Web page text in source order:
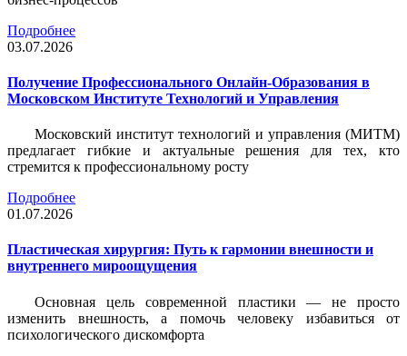
Подробнее
03.07.2026
Получение Профессионального Онлайн-Образования в
Московском Институте Технологий и Управления
Московский институт технологий и управления (МИТМ)
предлагает гибкие и актуальные решения для тех, кто
стремится к профессиональному росту
Подробнее
01.07.2026
Пластическая хирургия: Путь к гармонии внешности и
внутреннего мироощущения
Основная цель современной пластики — не просто
изменить внешность, а помочь человеку избавиться от
психологического дискомфорта